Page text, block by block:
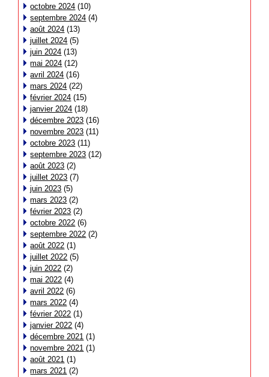
octobre 2024 (10)
septembre 2024 (4)
août 2024 (13)
juillet 2024 (5)
juin 2024 (13)
mai 2024 (12)
avril 2024 (16)
mars 2024 (22)
février 2024 (15)
janvier 2024 (18)
décembre 2023 (16)
novembre 2023 (11)
octobre 2023 (11)
septembre 2023 (12)
août 2023 (2)
juillet 2023 (7)
juin 2023 (5)
mars 2023 (2)
février 2023 (2)
octobre 2022 (6)
septembre 2022 (2)
août 2022 (1)
juillet 2022 (5)
juin 2022 (2)
mai 2022 (4)
avril 2022 (6)
mars 2022 (4)
février 2022 (1)
janvier 2022 (4)
décembre 2021 (1)
novembre 2021 (1)
août 2021 (1)
mars 2021 (2)